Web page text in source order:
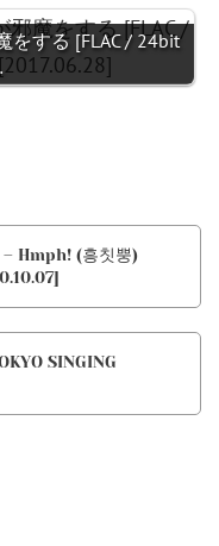
をする [FLAC / 24bit
– Hmph! (흥칫뿡)
SINGING